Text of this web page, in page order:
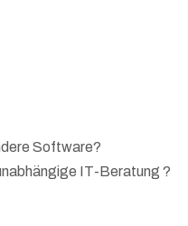
Software?
IT-Beratung ?